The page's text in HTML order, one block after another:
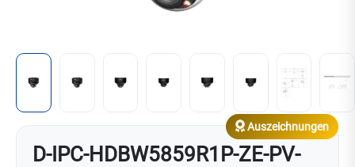
D-IPC-HDBW5859R1P-ZE-PV-
Auszeichnungen